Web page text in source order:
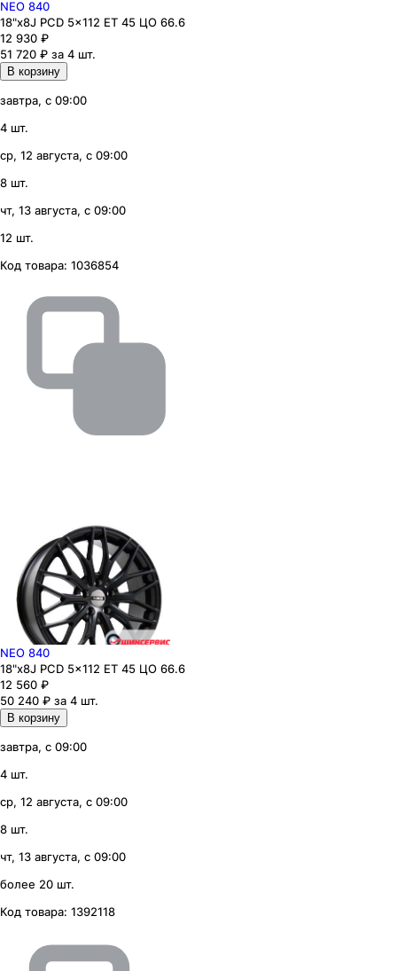
NEO 840
18"x8J PCD 5x112 ЕТ 45 ЦО 66.6
12 930 ₽
51 720 ₽ за 4 шт.
В корзину
завтра, с 09:00
4 шт.
ср, 12 августа, с 09:00
8 шт.
чт, 13 августа, с 09:00
12 шт.
Код товара: 1036854
NEO 840
18"x8J PCD 5x112 ЕТ 45 ЦО 66.6
12 560 ₽
50 240 ₽ за 4 шт.
В корзину
завтра, с 09:00
4 шт.
ср, 12 августа, с 09:00
8 шт.
чт, 13 августа, с 09:00
более 20 шт.
Код товара: 1392118